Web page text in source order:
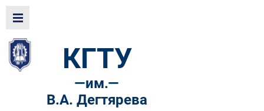
КГТУ
—им.—
В.А. Дегтярева